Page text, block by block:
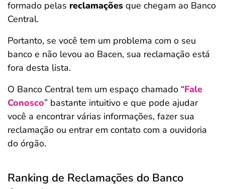
formado pelas reclamações que chegam ao Banco
Central.
Portanto, se você tem um problema com o seu
banco e não levou ao Bacen, sua reclamação está
fora desta lista.
O Banco Central tem um espaço chamado “Fale
Conosco” bastante intuitivo e que pode ajudar
você a encontrar várias informações, fazer sua
reclamação ou entrar em contato com a ouvidoria
do órgão.
Ranking de Reclamações do Banco